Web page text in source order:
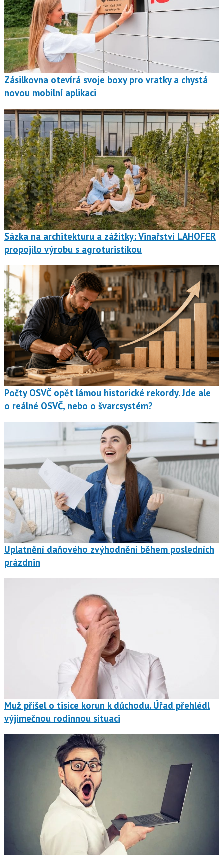
Zásilkovna otevírá svoje boxy pro vratky a chystá
novou mobilní aplikaci
Sázka na architekturu a zážitky: Vinařství LAHOFER
propojilo výrobu s agroturistikou
Počty OSVČ opět lámou historické rekordy. Jde ale
o reálné OSVČ, nebo o švarcsystém?
Uplatnění daňového zvýhodnění během posledních
prázdnin
Muž přišel o tisíce korun k důchodu. Úřad přehlédl
výjimečnou rodinnou situaci